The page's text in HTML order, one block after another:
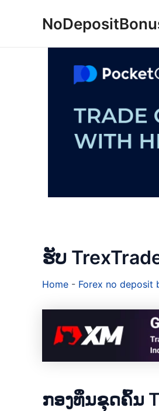
ຮັບ
Home - Forex no deposit
ກອງທຶນຂຸດຄົ້ນ